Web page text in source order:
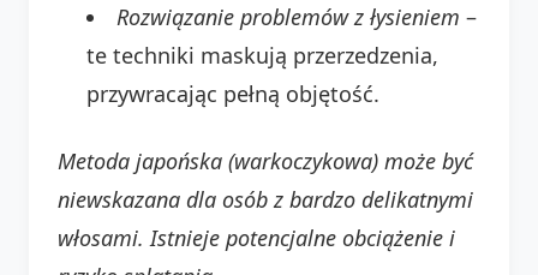
Rozwiązanie problemów z łysieniem –
te techniki maskują przerzedzenia,
przywracając pełną objętość.
Metoda japońska (warkoczykowa) może być
niewskazana dla osób z bardzo delikatnymi
włosami. Istnieje potencjalne obciążenie i